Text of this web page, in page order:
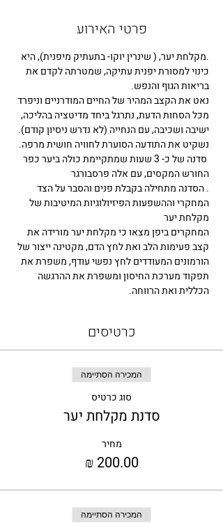
פרטי האירוע
.מקלחת יער, ( שינרין יוקו- בתעתיק מיפנית), היא
כינוי למסורת יפנית עתיקה, שמטרתה לקדם את
בריאות הגוף והנפש.
נאט את הקצב המהיר של החיים המודרניים וניפרד
מכל הסחות הדעת, נתרגל ביחד מדיטציה בהליכה,
ישיבה ושכיבה, עם הנחייה (לא נדרש ניסיון קודם).
נשקיט את התודעה הסוערת לחוויה חושית מרפה.
סדנה של כ- 3 שעות שמתקיימת כולה ביער כפר
החורש המקסים, עם אלה פרסבורגר
. הסדנה מתחילה בקבלת פנים והסבר על הצד
המחקרי וההשפעות הפיזיולוגיות המיטיבות של
מקלחת יער
המחקרים ביפן מצאו כי מקלחת יער מורידה את
קצב פעימות הלב ואת לחץ הדם, מקטינה ייצור של
הורמונים המעודדים לחץ נפשי עודף, משפרת את
תפקוד מערכת החיסון ומשפרת את ההרגשה
הכללית ואת הרווחה. ‏
כרטיסים
המכירה הסתיימה
סוג כרטיס
סדנת מקלחת יער
מחיר
‏200.00 ‏₪
המכירה הסתיימה